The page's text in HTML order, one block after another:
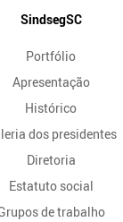
SindsegSC
Portfólio
Apresentação
Histórico
dos presidentes
Diretoria
Estatuto social
de trabalho